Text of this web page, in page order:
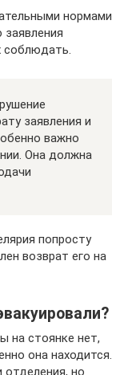
нормами
соблюдать.
заявления и
важно
Она должна
попросту
возврат его на
на стоянке нет,
она находится.
но